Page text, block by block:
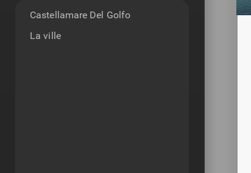
Castellamare Del Golfo
La ville